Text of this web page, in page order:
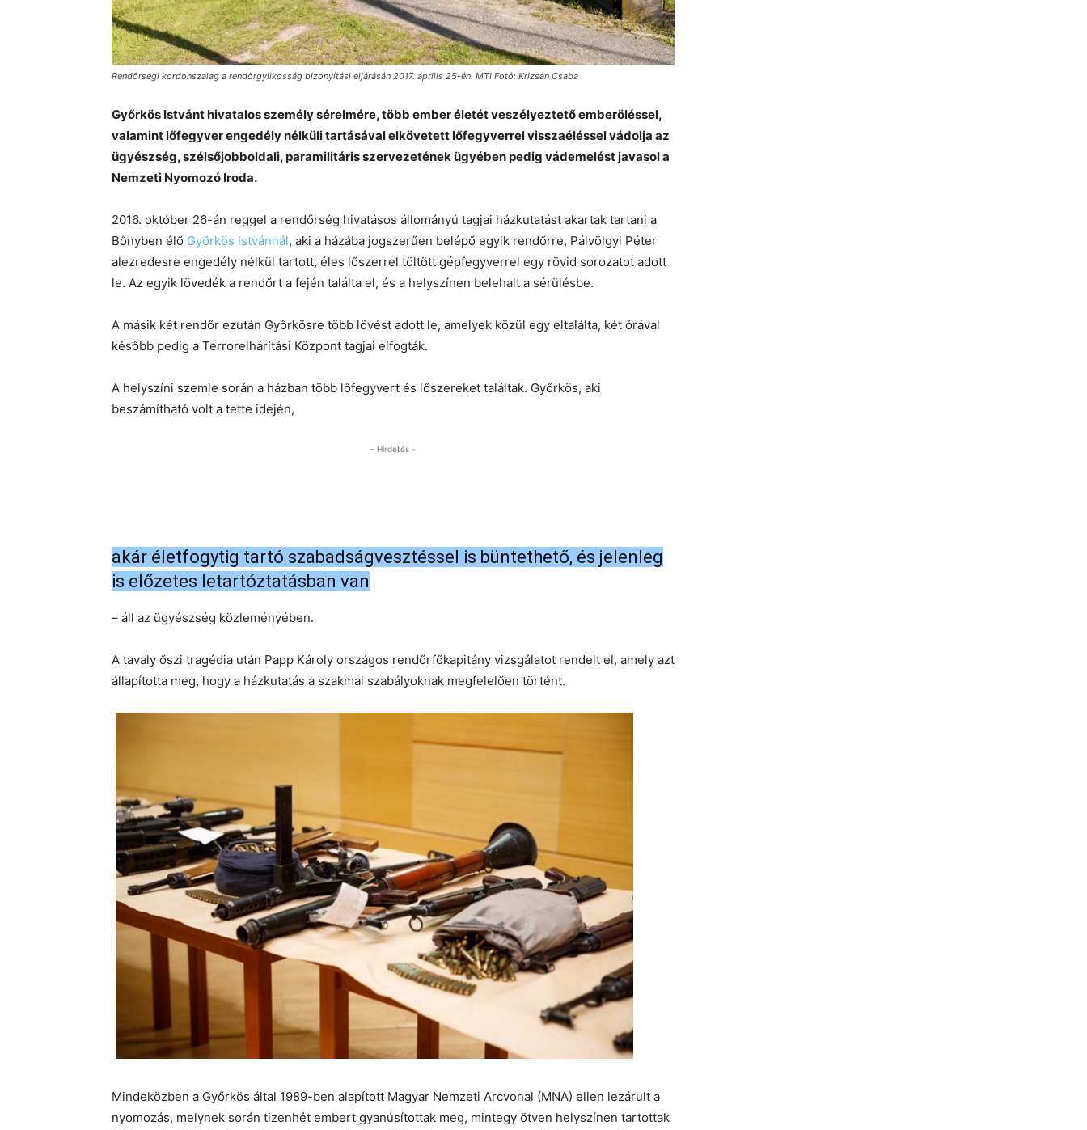
Rendõrségi kordonszalag a rendőrgyilkosság bizonyítási eljárásán 2017. április 25-én. MTI Fotó: Krizsán Csaba
Győrkös Istvánt hivatalos személy sérelmére, több ember életét veszélyeztető emberöléssel,
valamint lőfegyver engedély nélküli tartásával elkövetett lőfegyverrel visszaéléssel vádolja az
ügyészség, szélsőjobboldali, paramilitáris szervezetének ügyében pedig vádemelést javasol a
Nemzeti Nyomozó Iroda.
2016. október 26-án reggel a rendőrség hivatásos állományú tagjai házkutatást akartak tartani a
Bőnyben élő Győrkös Istvánnál, aki a házába jogszerűen belépő egyik rendőrre, Pálvölgyi Péter
alezredesre engedély nélkül tartott, éles lőszerrel töltött gépfegyverrel egy rövid sorozatot adott
le. Az egyik lövedék a rendőrt a fején találta el, és a helyszínen belehalt a sérülésbe.
A másik két rendőr ezután Győrkösre több lövést adott le, amelyek közül egy eltalálta, két órával
később pedig a Terrorelhárítási Központ tagjai elfogták.
A helyszíni szemle során a házban több lőfegyvert és lőszereket találtak. Győrkös, aki
beszámítható volt a tette idején,
- Hirdetés -
akár életfogytig tartó szabadságvesztéssel is büntethető, és jelenleg
is előzetes letartóztatásban van
– áll az ügyészség közleményében.
A tavaly őszi tragédia után Papp Károly országos rendőrfőkapitány vizsgálatot rendelt el, amely azt
állapította meg, hogy a házkutatás a szakmai szabályoknak megfelelően történt.
Mindeközben a Győrkös által 1989-ben alapított Magyar Nemzeti Arcvonal (MNA) ellen lezárult a
nyomozás, melynek során tizenhét embert gyanúsítottak meg, mintegy ötven helyszínen tartottak